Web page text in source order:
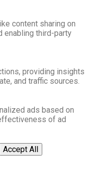
content sharing on
enabling third-party
providing insights
and traffic sources.
ads based on
of ad
Accept All